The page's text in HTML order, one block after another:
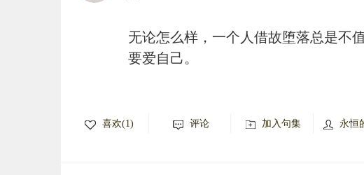
无论怎么样，一个人借故堕落总是不
要爱自己。
喜欢(1) 评论 加入句集 永恒